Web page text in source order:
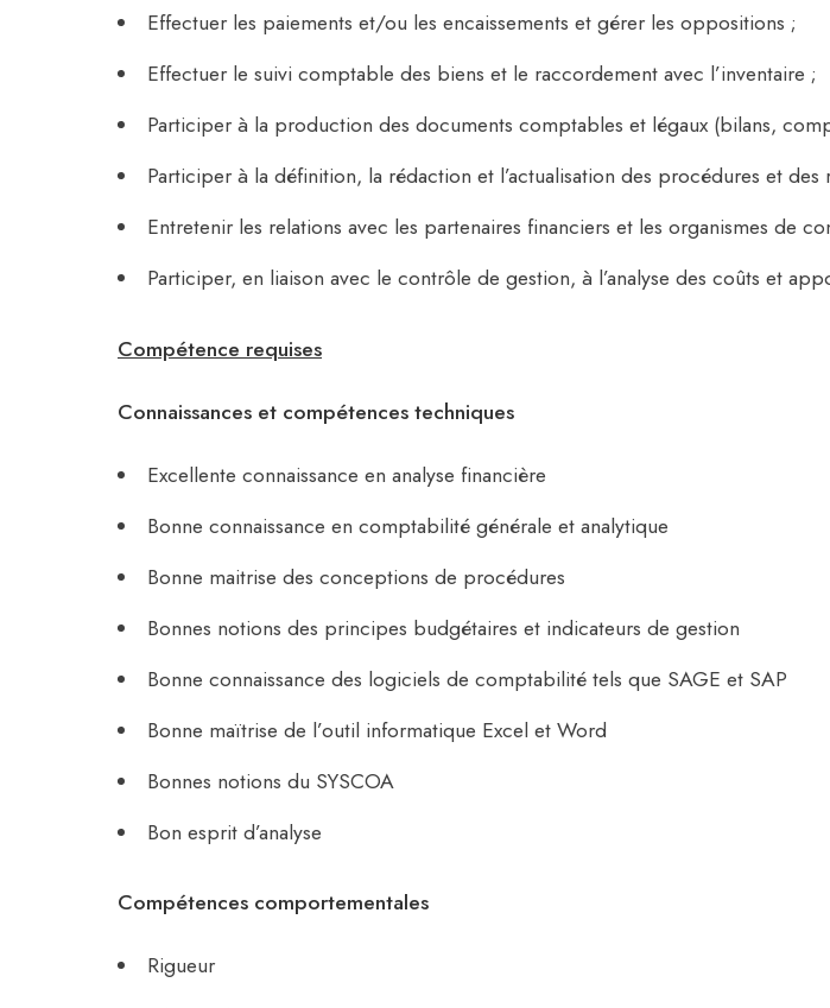
Effectuer les paiements et/ou les encaissements et gérer les oppositions ;
Effectuer le suivi comptable des biens et le raccordement avec l’inventaire ;
Participer à la production des documents comptables et légaux (bilans,
Participer à la définition, la rédaction et l’actualisation des procédures et
Entretenir les relations avec les partenaires financiers et les organismes de
Participer, en liaison avec le contrôle de gestion, à l’analyse des coûts et
Compétence requises
Connaissances et compétences techniques
Excellente connaissance en analyse financière
Bonne connaissance en comptabilité générale et analytique
Bonne maitrise des conceptions de procédures
Bonnes notions des principes budgétaires et indicateurs de gestion
Bonne connaissance des logiciels de comptabilité tels que SAGE et SAP
Bonne maïtrise de l’outil informatique Excel et Word
Bonnes notions du SYSCOA
Bon esprit d’analyse
Compétences comportementales
Rigueur